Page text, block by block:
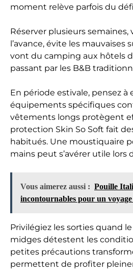
moment relève parfois du
Réserver plusieurs semaines,
l’avance, évite les mauvaises
vont du camping aux hôtels
passant par les B&B
En période estivale, pensez
équipements spécifiques
vêtements longs protègent
protection Skin So Soft fait
habitués. Une moustiquaire
mains peut s’avérer utile lors
Vous aimerez aussi : Pouille
incontournables pour un
Privilégiez les sorties quand
midges détestent les
petites précautions
permettent de profiter